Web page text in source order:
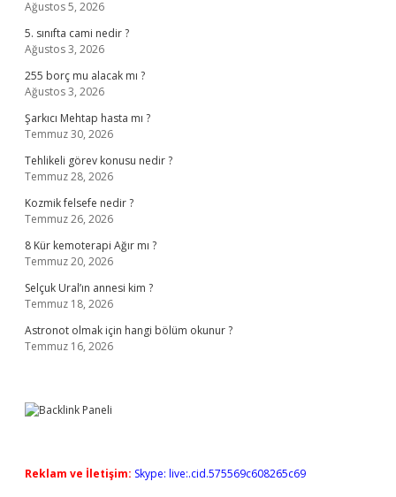
Ağustos 5, 2026
5. sınıfta cami nedir ?
Ağustos 3, 2026
255 borç mu alacak mı ?
Ağustos 3, 2026
Şarkıcı Mehtap hasta mı ?
Temmuz 30, 2026
Tehlikeli görev konusu nedir ?
Temmuz 28, 2026
Kozmik felsefe nedir ?
Temmuz 26, 2026
8 Kür kemoterapi Ağır mı ?
Temmuz 20, 2026
Selçuk Ural’ın annesi kim ?
Temmuz 18, 2026
Astronot olmak için hangi bölüm okunur ?
Temmuz 16, 2026
Reklam ve İletişim: Skype: live:.cid.575569c608265c69